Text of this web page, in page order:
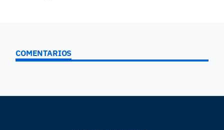
COMENTARIOS